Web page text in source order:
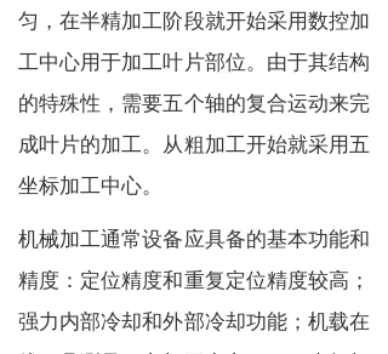
匀，在半精加工阶段就开始采用数控加
工中心用于加工叶片部位。由于其结构
的特殊性，需要五个轴的复合运动来完
成叶片的加工。从粗加工开始就采用五
坐标加工中心。
机械加工通常设备应具备的基本功能和
精度：定位精度和重复定位精度较高；
强力内部冷却和外部冷却功能；机载在